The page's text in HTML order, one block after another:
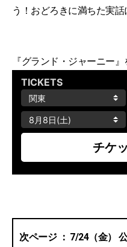
う！おどろきに満ちた実
『グランド・ジャーニー
7/24（金）